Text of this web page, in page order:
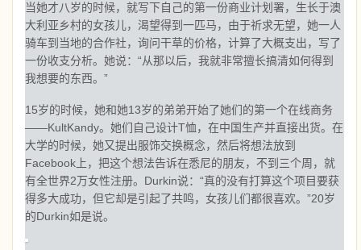
当她才八岁的时候，就写下自己的第一份商业计划署，生长于澳
大利亚乡村的女孩儿，渴望得到一匹马，由于祈求无望，她一人
骑车到当地的合作社，询问干草的价格，计算了大概支出，写了
一份收支分析。她说：“从那以后，我就非常擅长搞清如何得到
我想要的东西。”
15岁的时候，她和她13岁的弟弟开始了她们的第一个在线商务
——KultKandy。她们自己设计T恤，在中国生产并直接出货。在
大学的时候，她又提出服饰交换概念，然后将想法放到
Facebook上，把这个想法告诉在悉尼的朋友，不到三个周，就
有全世界2万女性注册。Durkin说：“真的没有打算这个项目要获
得多大成功，但它却是引起了共鸣，女孩儿们都很喜欢。”20岁
的Durkin如是说。